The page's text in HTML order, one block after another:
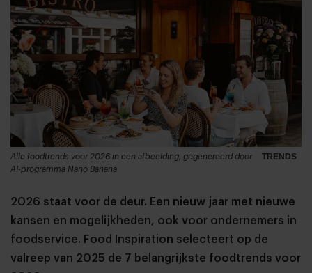
TRENDS
Alle foodtrends voor 2026 in een afbeelding, gegenereerd door
AI-programma Nano Banana
2026 staat voor de deur. Een nieuw jaar met nieuwe
kansen en mogelijkheden, ook voor ondernemers in
foodservice. Food Inspiration selecteert op de
valreep van 2025 de 7 belangrijkste foodtrends voor